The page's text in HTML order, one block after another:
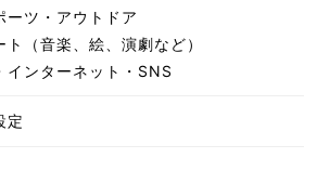
ーツ・アウトドア
ト（音楽、絵、演劇など）
インターネット・SNS
定